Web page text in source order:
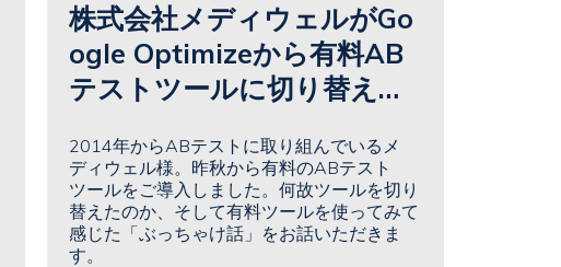
株式会社メディウェルがGo
ogle Optimizeから有料AB
テストツールに切り替えた
2014年からABテストに取り組んでいるメ
ディウェル様。昨秋から有料のABテスト
ツールをご導入しました。何故ツールを切り
替えたのか、そして有料ツールを使ってみて
感じた「ぶっちゃけ話」をお話いただきま
す。